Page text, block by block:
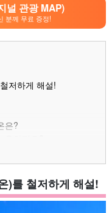
널 관광 MAP)
분께 무료 증정!
저하게 해설!
은?
차림은?
티비티
은?
옷차림은?
티
)를 철저하게 해설!